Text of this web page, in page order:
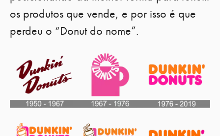
os produtos que vende, e por isso é que
perdeu o “Donut do nome”.